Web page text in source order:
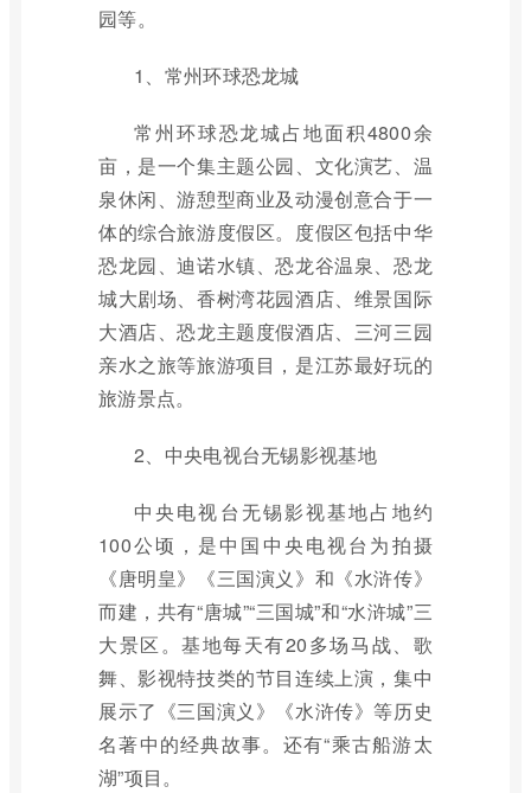
园等。
1、常州环球恐龙城
常州环球恐龙城占地面积4800余
亩，是一个集主题公园、文化演艺、温
泉休闲、游憩型商业及动漫创意合于一
体的综合旅游度假区。度假区包括中华
恐龙园、迪诺水镇、恐龙谷温泉、恐龙
城大剧场、香树湾花园酒店、维景国际
大酒店、恐龙主题度假酒店、三河三园
亲水之旅等旅游项目，是江苏最好玩的
旅游景点。
2、中央电视台无锡影视基地
中央电视台无锡影视基地占地约
100公顷，是中国中央电视台为拍摄
《唐明皇》《三国演义》和《水浒传》
而建，共有“唐城”“三国城”和“水浒城”三
大景区。基地每天有20多场马战、歌
舞、影视特技类的节目连续上演，集中
展示了《三国演义》《水浒传》等历史
名著中的经典故事。还有“乘古船游太
湖”项目。